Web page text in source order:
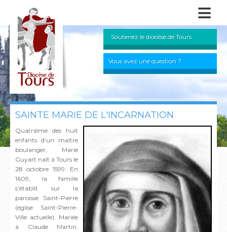
≡
Soutenez le diocèse de Tours
Vous avez une question ?
SAINTE MARIE DE L'INCARNATION
Quatrième des huit
enfants d’un maître
boulanger, Marie
Guyart naît à Tours le
28 octobre 1599. En
1609, la famille
s’établit sur la
paroisse Saint-Pierre
(église Saint-Pierre-
Ville actuelle). Mariée
à Claude Martin,